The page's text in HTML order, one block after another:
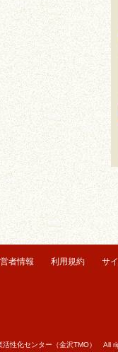
者情報 利用規約 サ
性化センター（金沢TMO） All